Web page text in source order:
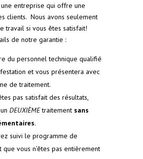
entreprise qui offre une
clients. Nous avons seulement
travail si vous êtes satisfait!
de notre garantie :
du personnel technique qualifié
et vous présentera avec
de traitement.
pas satisfait des résultats,
DEUXIÈMEtraitement sans
.
suivi le programme de
vous n’êtes pas entièrement